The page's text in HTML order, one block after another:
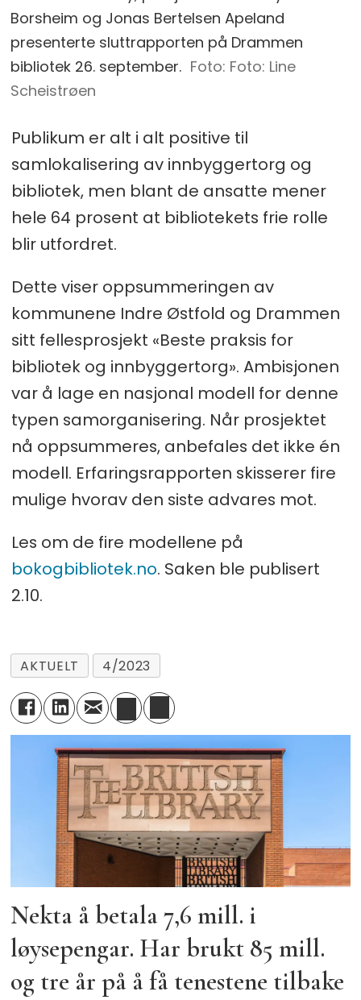
Borsheim og Jonas Bertelsen Apeland
presenterte sluttrapporten på Drammen
bibliotek 26. september.
Foto: Line
Scheistrøen
Publikum er alt i alt positive til
samlokalisering av innbyggertorg og
bibliotek, men blant de ansatte mener
hele 64 prosent at bibliotekets frie rolle
blir utfordret.
Dette viser oppsummeringen av
kommunene Indre Østfold og Drammen
sitt fellesprosjekt «Beste praksis for
bibliotek og innbyggertorg». Ambisjonen
var å lage en nasjonal modell for denne
typen samorganisering. Når prosjektet
nå oppsummeres, anbefales det ikke én
modell. Erfaringsrapporten skisserer fire
mulige hvorav den siste advares mot.
Les om de fire modellene på
bokogbibliotek.no. Saken ble publisert
2.10.
AKTUELT 4/2023
Nekta å betala 7,6 mill. i
løysepengar. Har brukt 85 mill.
og tre år på å få tenestene tilbake